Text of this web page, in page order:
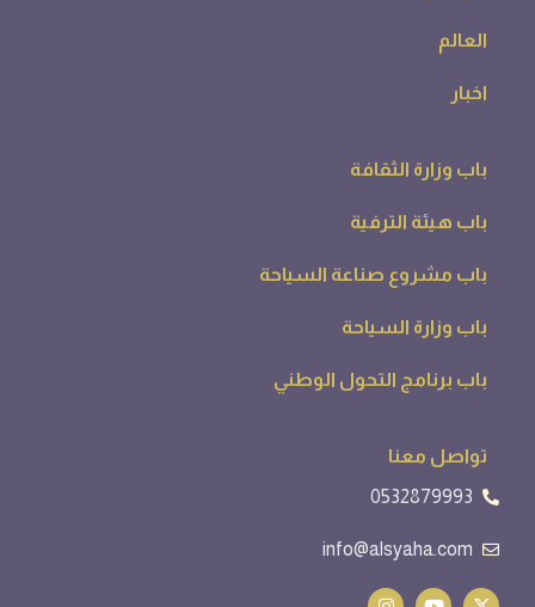
العالم
اخبار
باب وزارة الثقافة
باب هيئة الترفية
باب مشروع صناعة السياحة
باب وزارة السياحة
باب برنامج التحول الوطني
تواصل معنا
0532879993
info@alsyaha.com